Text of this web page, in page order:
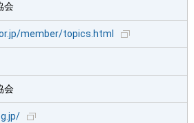
会
member/topics.html
会